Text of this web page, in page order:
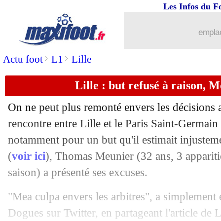
Actu foot> L1 > Lille
Les Infos du
Lille : but refusé à raison,
On ne peut plus remonté envers les décisions
rencontre entre Lille et le Paris Saint-
notamment pour un but qu'il estimait
(voir ici), Thomas Meunier (32 ans, 3
saison) a présenté ses excuses.
"Mea culpa envers les arbitres", a
Dogues sur Twitter, en partageant l'article de
Francfort : Ekitike, grosse vente
04/09 Lille: la Juventus suit toujours David
04/09 Palace: Eze pas courtisé, le président
04/09 OM: Ounahi explique son échec
04/09 Chelsea : Chilwell avec Mourinho ?
04/09 Liverpool: pourquoi Zubimendi a dit
Betis : mauvaise nouvelle pour Isco...